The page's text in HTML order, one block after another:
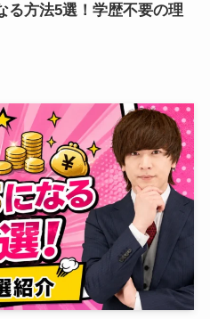
る方法5選！学歴不要の理